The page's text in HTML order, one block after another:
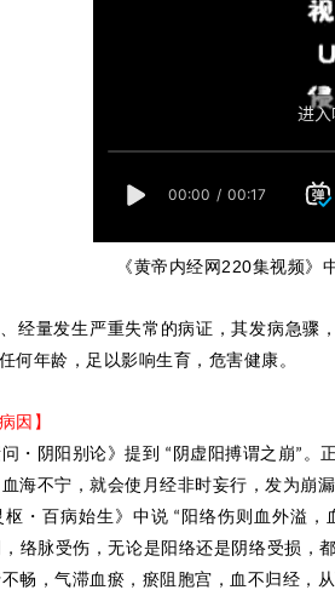
《黄帝内经网220集视频
经量发生严重失常的病证，其发病急骤
何年龄，足以影响生育，危害健康。
因】
・ 阴阳别论》提到 “ 阴虚阳搏谓之崩” 。
海不宁，就会使月经非时妄行，发为崩漏
枢 ・ 百病始生》中说 “ 阳络伤则血外溢，
络脉受伤，无论是阳 络还是阴 络受损，
畅，气滞血 瘀 ， 瘀阻胞宫，血 不归经，